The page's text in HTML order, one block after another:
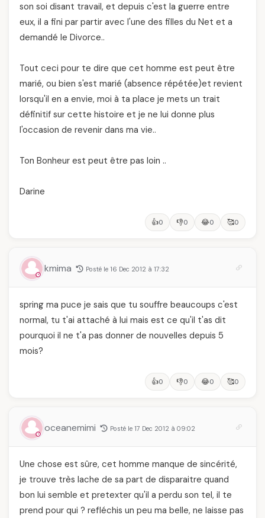
son soi disant travail, et depuis c'est la guerre entre
eux, il a fini par partir avec l'une des filles du Net et a
demandé le Divorce..
Tout ceci pour te dire que cet homme est peut être
marié, ou bien s'est marié (absence répétée)et revient
lorsqu'il en a envie, moi à ta place je mets un trait
définitif sur cette histoire et je ne lui donne plus
l'occasion de revenir dans ma vie..
Ton Bonheur est peut être pas loin ..
Darine
👍0 👎0 😂0 🥰0
kmima Posté le 16 Dec 2012 à 17:32
spring ma puce je sais que tu souffre beaucoups c'est
normal, tu t'ai attaché à lui mais est ce qu'il t'as dit
pourquoi il ne t'a pas donner de nouvelles depuis 5
mois?
👍0 👎0 😂0 🥰0
oceanemimi Posté le 17 Dec 2012 à 09:02
Une chose est sûre, cet homme manque de sincérité,
je trouve très lache de sa part de disparaitre quand
bon lui semble et pretexter qu'il a perdu son tel, il te
prend pour qui ? refléchis un peu ma belle, ne laisse pas